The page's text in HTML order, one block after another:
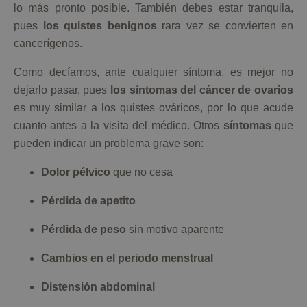
lo más pronto posible. También debes estar tranquila,
pues los quistes benignos rara vez se convierten en
cancerígenos.
Como decíamos, ante cualquier síntoma, es mejor no
dejarlo pasar, pues los síntomas del cáncer de ovarios
es muy similar a los quistes ováricos, por lo que acude
cuanto antes a la visita del médico. Otros síntomasque
pueden indicar un problema grave son:
Dolor pélvico que no cesa
Pérdida de apetito
Pérdida de peso sin motivo aparente
Cambios en el periodo menstrual
Distensión abdominal